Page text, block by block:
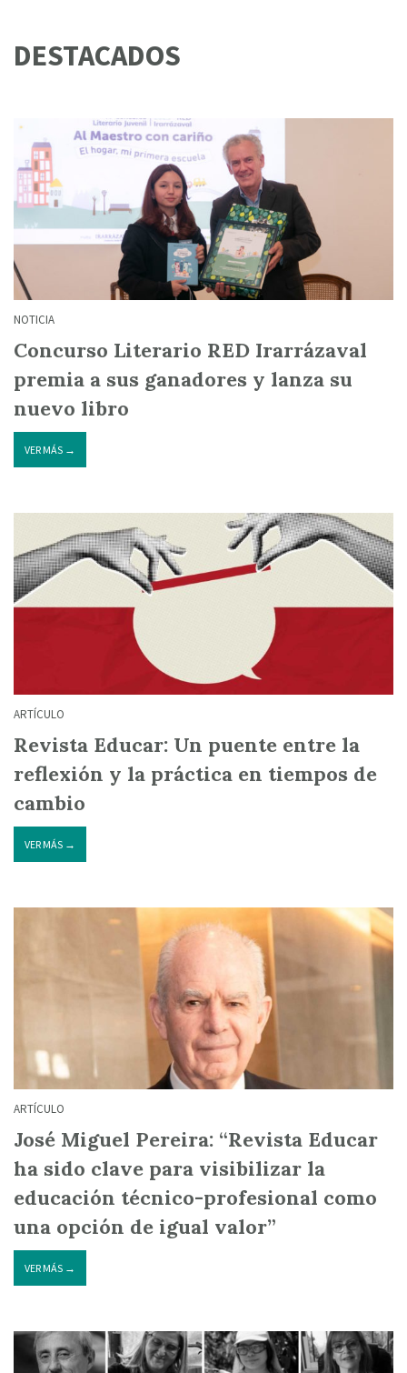
DESTACADOS
NOTICIA
Concurso Literario RED Irarrázaval
premia a sus ganadores y lanza su
nuevo libro
VER MÁS →
ARTÍCULO
Revista Educar: Un puente entre la
reflexión y la práctica en tiempos de
cambio
VER MÁS →
ARTÍCULO
José Miguel Pereira: “Revista Educar
ha sido clave para visibilizar la
educación técnico-profesional como
una opción de igual valor”
VER MÁS →